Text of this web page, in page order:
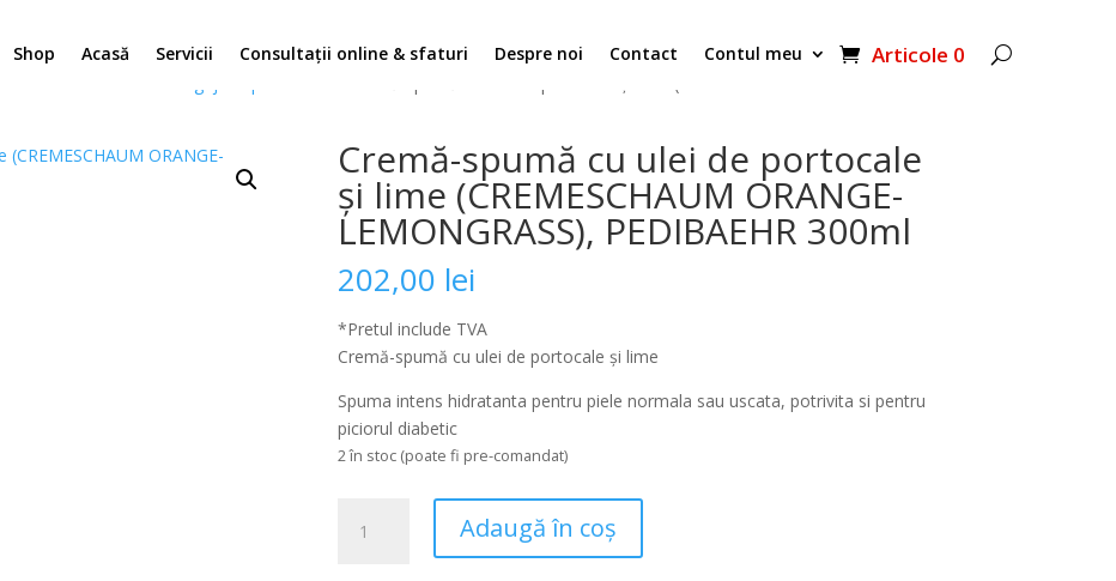
Shop Acasă Servicii Consultații online & sfaturi Despre noi Contact Contul meu Articole 0
Cremă-spumă cu ulei de portocale
și lime (CREMESCHAUM ORANGE-
LEMONGRASS), PEDIBAEHR 300ml
202,00 lei
*Pretul include TVA
Cremă-spumă cu ulei de portocale și lime
Spuma intens hidratanta pentru piele normala sau uscata, potrivita si pentru
piciorul diabetic
2 în stoc (poate fi pre-comandat)
Cremă-
Adaugă în coș